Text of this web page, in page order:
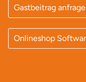
Gastbeitrag
Onlineshop